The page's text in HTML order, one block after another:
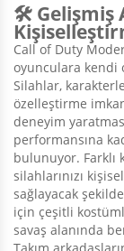
🛠️ Gelişmiş
Call of Duty
oyunculara kendi
Silahlar,
özelleştirme
deneyim
performansına
bulunuyor. Farklı
silahlarınızı
sağlayacak
için çeşitli
savaş alanında